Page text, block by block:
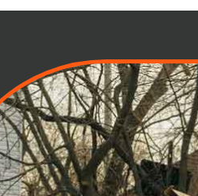
Location de
mesure à 01130
Nous comprenons combien il est
solutions de gestion des déchets